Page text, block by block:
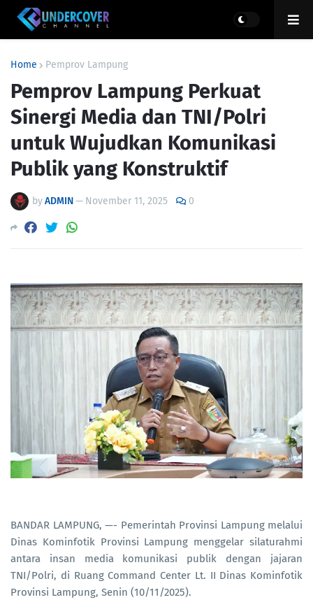
Home Pemprov Lampung
Pemprov Lampung Perkuat
Sinergi Media dan TNI/Polri
untuk Wujudkan Komunikasi
Publik yang Konstruktif
byADMIN— November 11, 2025 0
BANDAR LAMPUNG, —- Pemerintah Provinsi Lampung melalui
Dinas Kominfotik Provinsi Lampung menggelar silaturahmi
antara insan media komunikasi publik dengan jajaran
TNI/Polri, di Ruang Command Center Lt. II Dinas Kominfotik
Provinsi Lampung, Senin (10/11/2025).